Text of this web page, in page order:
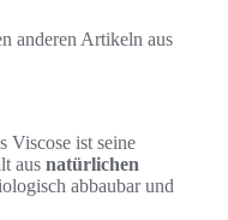
anderen Artikeln aus
Viscose ist seine
aus natürlichen
abbaubar und